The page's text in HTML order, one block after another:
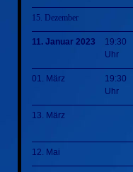
15. Dezember
11. Januar 2023
19:30
Uhr
01. März
19:30
Uhr
13. März
12. Mai